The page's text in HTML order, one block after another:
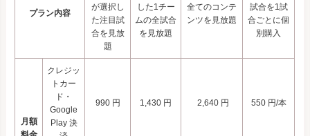
プラン内容
が選択し
た注目試
合を見放
題
した1チー
ムの全試合
を見放題
全てのコンテ
ンツを見放題
試合を1試
合ごとに個
別購入
月額
クレジッ
トカー
ド・
Google
Play 決
990 円 1,430 円 2,640 円 550 円/本